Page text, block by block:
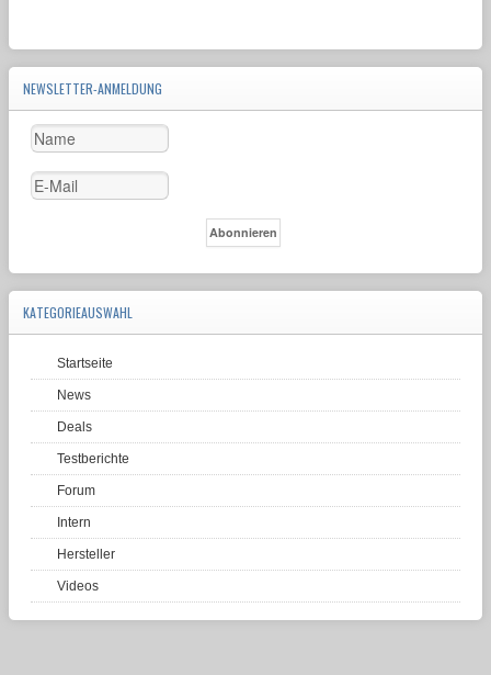
NEWSLETTER-ANMELDUNG
KATEGORIEAUSWAHL
Startseite
News
Deals
Testberichte
Forum
Intern
Hersteller
Videos